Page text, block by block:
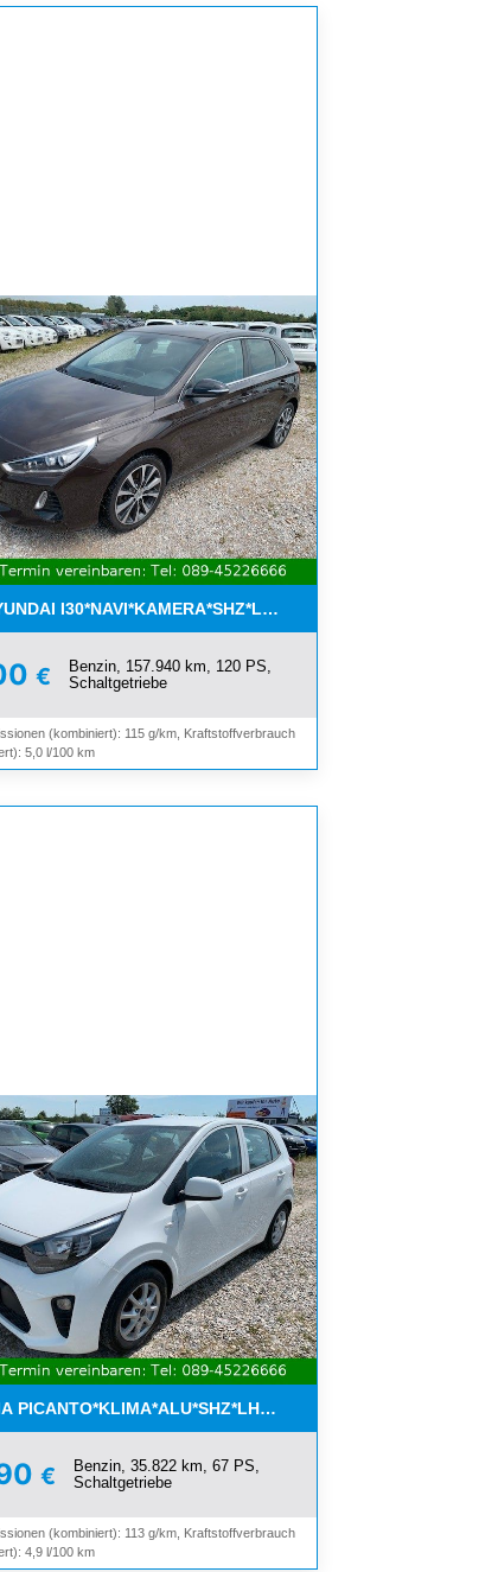
€
Benzin, 157.940 km, 120 PS,
Schaltgetriebe
(kombiniert): 115 g/km, Kraftstoffverbrauch
5,0 l/100 km
FACH ALU*
PICANTO*KLIMA*ALU*SHZ*LHZ*BLUETOOTH*
€
Benzin, 35.822 km, 67 PS,
Schaltgetriebe
(kombiniert): 113 g/km, Kraftstoffverbrauch
4,9 l/100 km